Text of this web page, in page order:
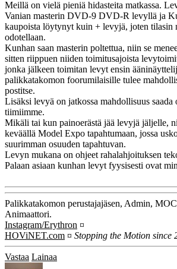
Meillä on vielä pieniä hidasteita matkassa.
Vanian masterin DVD-9 DVD-R levyllä ja
kaupoista löytynyt kuin + levyjä, joten tilasin
odotellaan.
Kunhan saan masterin poltettua, niin se
sitten riippuen niiden toimitusajoista
jonka jälkeen toimitan levyt ensin
palikkatakomon foorumilaisille tulee
postitse.
Lisäksi levyä on jatkossa mahdollisuus saada
tiimiimme.
Mikäli tai kun painoerästä jää levyjä jäljelle,
keväällä Model Expo tapahtumaan, jossa
suurimman osuuden tapahtuvan.
Levyn mukana on ohjeet rahalahjoituksen
Palaan asiaan kunhan levyt fyysisesti ovat
Palikkatakomon perustajajäsen, Admin,
Animaattori.
Instagram/Erythron ¤
HOViNET.com ¤ Stopping the Motion since
Vastaa Lainaa